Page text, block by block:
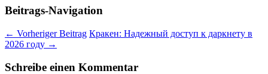
Beitrags-Navigation
← Vorheriger Beitrag Кракен: Надежный доступ к даркнету в
2026 году →
Schreibe einen Kommentar